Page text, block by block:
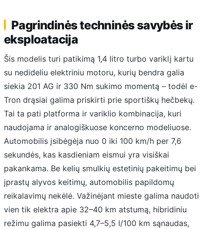
Pagrindinės techninės savybės ir
eksploatacija
Šis modelis turi patikimą 1,4 litro turbo variklį kartu
su nedideliu elektriniu motoru, kurių bendra galia
siekia 201 AG ir 330 Nm sukimo momentą – todėl e-
Tron drąsiai galima priskirti prie sportiškų hečbekų.
Tai ta pati platforma ir variklio kombinacija, kuri
naudojama ir analogiškuose koncerno modeliuose.
Automobilis įsibėgėja nuo 0 iki 100 km/h per 7,6
sekundės, kas kasdieniam eismui yra visiškai
pakankama. Be kelių smulkių estetinių pakeitimų bei
įprastų alyvos keitimų, automobilis papildomų
reikalavimų nekėlė. Važinėjant mieste galima naudoti
vien tik elektra apie 32–40 km atstumą, hibridiniu
režimu galima pasiekti 4,7–5,5 l/100 km sąnaudas,